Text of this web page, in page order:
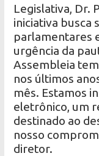
Legislativa, Dr.
iniciativa busca
parlamentares
urgência da
Assembleia
nos últimos
mês. Estamos
eletrônico, um
destinado ao
nosso
diretor.